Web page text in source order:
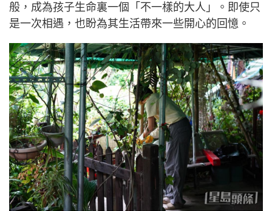
般，成為孩子生命裏一個「不一樣的大人」。即使只
是一次相遇，也盼為其生活帶來一些開心的回憶。